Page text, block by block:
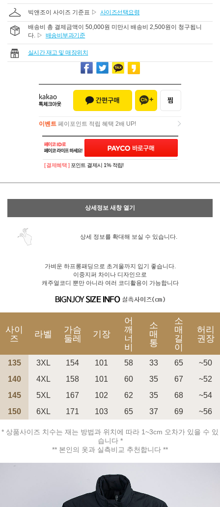
빅앤조이 사이즈 기준표 ▷ 사이즈선택요령
배송비 총 결제금액이 50,000원 미만시 배송비 2,500원이 청구됩니
다. ▷ 배송비부과기준
실시간 재고 및 매장위치
이벤트 페이포인트 적립 혜택 2배 UP!
이벤트페이포인트 적립 혜택 2배 UP!
[ 결제혜택 ] 포인트 결제시 1% 적립!
상세정보 새창 열기
상세 정보를 확대해 보실 수 있습니다.
가벼운 하프롱패딩으로 초겨울까지 입기 좋습니다.
이중지퍼 차이나 디자인으로
캐주얼코디 뿐만 아니라 여러 코디활용이 가능합니다
사이
즈
라벨
가슴
둘레
기장
어
깨
너
비
소
매
통
소
매
길
이
허리
권장
135 3XL 154 101 58 33 65
~50
140
4XL 158 101 60 35 67
~52
145
5XL 167 102 62 35 68
~54
150
6XL 171 103 65 37 69 ~56
* 상품사이즈 치수는 재는 방법과 위치에 따라 1~3cm 오차가 있을 수 있
습니다 *
** 본인의 옷과 실측비교 추천합니다 **